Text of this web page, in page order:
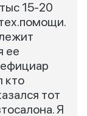
15-20
ее
кто
тот
Я